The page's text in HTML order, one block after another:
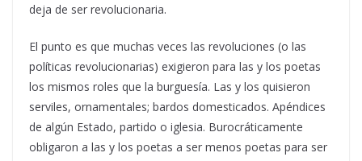
deja de ser revolucionaria.
El punto es que muchas veces las revoluciones (o las
políticas revolucionarias) exigieron para las y los poetas
los mismos roles que la burguesía. Las y los quisieron
serviles, ornamentales; bardos domesticados. Apéndices
de algún Estado, partido o iglesia. Burocráticamente
obligaron a las y los poetas a ser menos poetas para ser